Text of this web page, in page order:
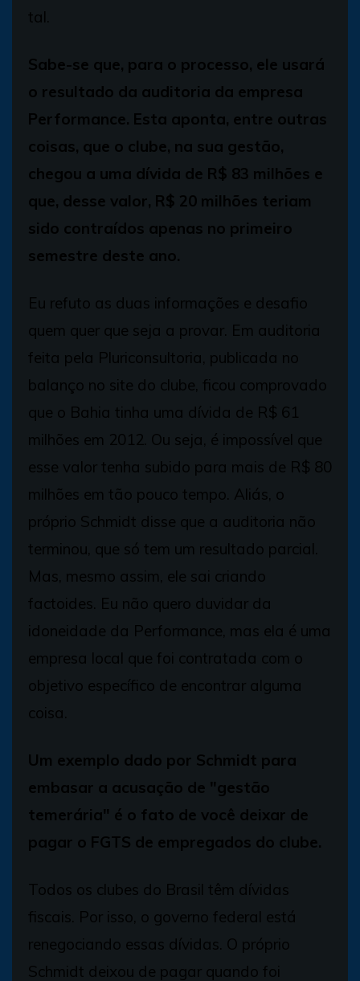
tal.
Sabe-se que, para o processo, ele usará
o resultado da auditoria da empresa
Performance. Esta aponta, entre outras
coisas, que o clube, na sua gestão,
chegou a uma dívida de R$ 83 milhões e
que, desse valor, R$ 20 milhões teriam
sido contraídos apenas no primeiro
semestre deste ano.
Eu refuto as duas informações e desafio
quem quer que seja a provar. Em auditoria
feita pela Pluriconsultoria, publicada no
balanço no site do clube, ficou comprovado
que o Bahia tinha uma dívida de R$ 61
milhões em 2012. Ou seja, é impossível que
esse valor tenha subido para mais de R$ 80
milhões em tão pouco tempo. Aliás, o
próprio Schmidt disse que a auditoria não
terminou, que só tem um resultado parcial.
Mas, mesmo assim, ele sai criando
factoides. Eu não quero duvidar da
idoneidade da Performance, mas ela é uma
empresa local que foi contratada com o
objetivo específico de encontrar alguma
coisa.
Um exemplo dado por Schmidt para
embasar a acusação de "gestão
temerária" é o fato de você deixar de
pagar o FGTS de empregados do clube.
Todos os clubes do Brasil têm dívidas
fiscais. Por isso, o governo federal está
renegociando essas dívidas. O próprio
Schmidt deixou de pagar quando foi